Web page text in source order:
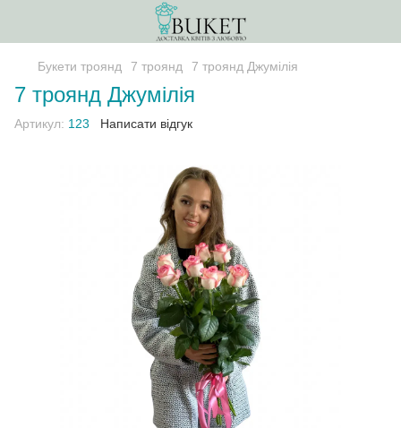
Букети троянд 7 троянд 7 троянд Джумілія
7 троянд Джумілія
Артикул: 123 Написати відгук